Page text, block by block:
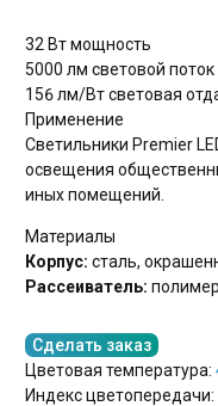
32 Втмощность
5000 лм световой поток
156 лм/Втсветовая
Применение
Светильники Premier
освещения
иных помещений.
Материалы
Корпус: сталь,
Рассеиватель:
Сделать заказ
Цветовая температура:
Индекс цветопередачи: